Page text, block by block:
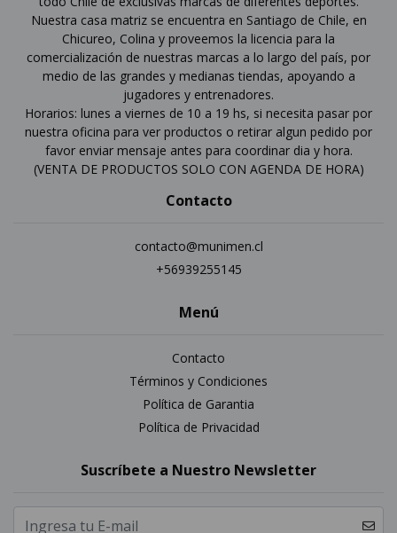
Nuestra casa matriz se encuentra en Santiago de Chile, en
Chicureo, Colina y proveemos la licencia para la
comercialización de nuestras marcas a lo largo del país, por
medio de las grandes y medianas tiendas, apoyando a
jugadores y entrenadores.
Horarios: lunes a viernes de 10 a 19 hs, si necesita pasar por
nuestra oficina para ver productos o retirar algun pedido por
favor enviar mensaje antes para coordinar dia y hora.
(VENTA DE PRODUCTOS SOLO CON AGENDA DE HORA)
Contacto
contacto@munimen.cl
+56939255145
Menú
Contacto
Términos y Condiciones
Política de Garantia
Política de Privacidad
Suscríbete a Nuestro Newsletter